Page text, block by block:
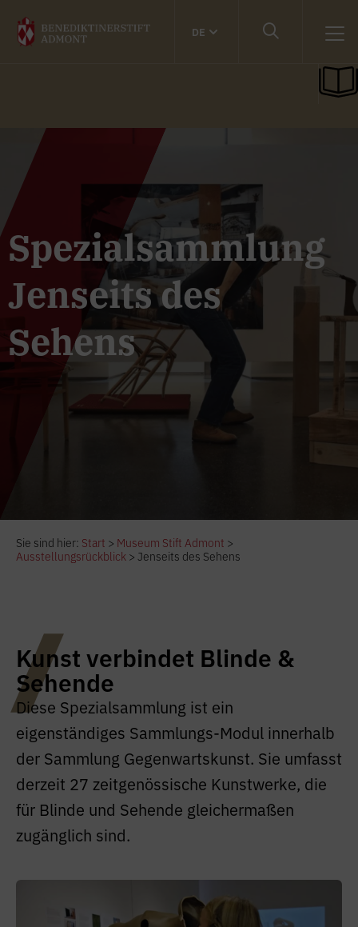
DE
Spezialsammlung
Jenseits des
Sehens
Sie sind hier: Start > Museum Stift Admont >
Ausstellungsrückblick > Jenseits des Sehens
Kunst verbindet Blinde &
Sehende
Diese Spezialsammlung ist ein
eigenständiges Sammlungs-Modul innerhalb
der Sammlung Gegenwartskunst. Sie umfasst
derzeit 27 zeitgenössische Kunstwerke, die
für Blinde und Sehende gleichermaßen
zugänglich sind.